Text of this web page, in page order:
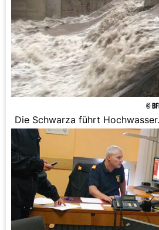
©
Die Schwarza führt Hochwasser.